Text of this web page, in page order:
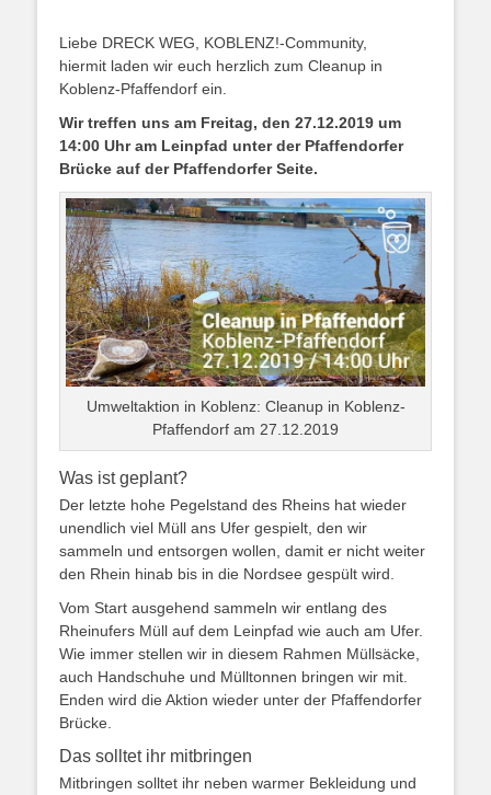
Liebe DRECK WEG, KOBLENZ!-Community,
hiermit laden wir euch herzlich zum Cleanup in
Koblenz-Pfaffendorf ein.
Wir treffen uns am Freitag, den 27.12.2019 um
14:00 Uhr am Leinpfad unter der Pfaffendorfer
Brücke auf der Pfaffendorfer Seite.
Umweltaktion in Koblenz: Cleanup in Koblenz-
Pfaffendorf am 27.12.2019
Was ist geplant?
Der letzte hohe Pegelstand des Rheins hat wieder
unendlich viel Müll ans Ufer gespielt, den wir
sammeln und entsorgen wollen, damit er nicht weiter
den Rhein hinab bis in die Nordsee gespült wird.
Vom Start ausgehend sammeln wir entlang des
Rheinufers Müll auf dem Leinpfad wie auch am Ufer.
Wie immer stellen wir in diesem Rahmen Müllsäcke,
auch Handschuhe und Mülltonnen bringen wir mit.
Enden wird die Aktion wieder unter der Pfaffendorfer
Brücke.
Das solltet ihr mitbringen
Mitbringen solltet ihr neben warmer Bekleidung und